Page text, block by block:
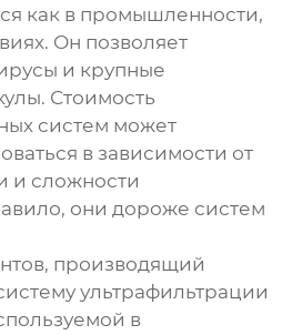
как в промышленности,
Он позволяет
и крупные
Стоимость
систем может
в зависимости от
и сложности
они дороже систем
производящий
ультрафильтрации
в